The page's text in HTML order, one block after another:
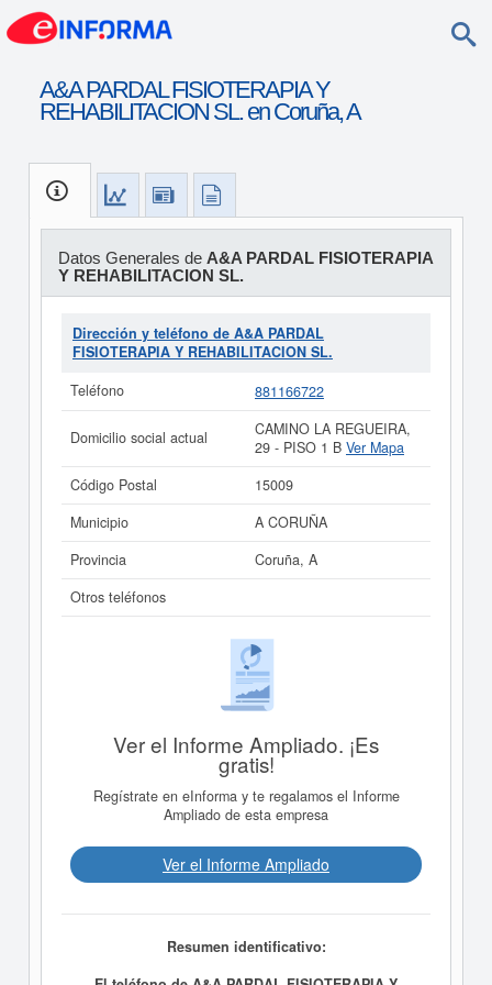
A&A PARDAL FISIOTERAPIA Y
REHABILITACION SL. en Coruña, A
Datos Generales de A&A PARDAL FISIOTERAPIA
Y REHABILITACION SL.
Dirección y teléfono de A&A PARDAL
FISIOTERAPIA Y REHABILITACION SL.
Teléfono
881166722
Domicilio social actual
CAMINO LA REGUEIRA,
29 - PISO 1 B Ver Mapa
Código Postal
15009
Municipio
A CORUÑA
Provincia
Coruña, A
Otros teléfonos
Ver el Informe Ampliado. ¡Es
gratis!
Regístrate en eInforma y te regalamos el Informe
Ampliado de esta empresa
Ver el Informe Ampliado
Resumen identificativo: